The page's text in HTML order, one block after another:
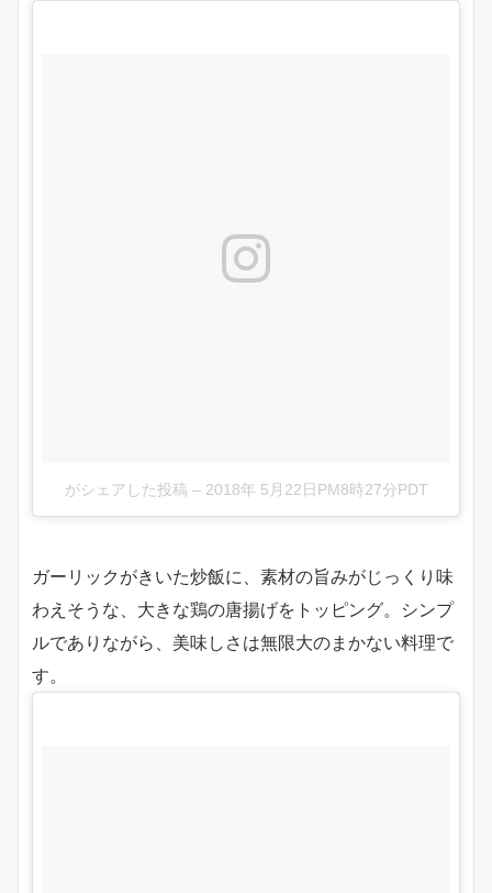
がシェアした投稿 – 2018年 5月22日PM8時27分PDT
ガーリックがきいた炒飯に、素材の旨みがじっくり味
わえそうな、大きな鶏の唐揚げをトッピング。シンプ
ルでありながら、美味しさは無限大のまかない料理で
す。